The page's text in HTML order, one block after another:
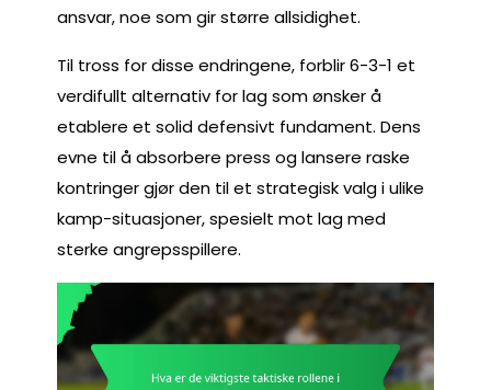
ansvar, noe som gir større allsidighet.
Til tross for disse endringene, forblir 6-3-1 et
verdifullt alternativ for lag som ønsker å
etablere et solid defensivt fundament. Dens
evne til å absorbere press og lansere raske
kontringer gjør den til et strategisk valg i ulike
kamp-situasjoner, spesielt mot lag med
sterke angrepsspillere.